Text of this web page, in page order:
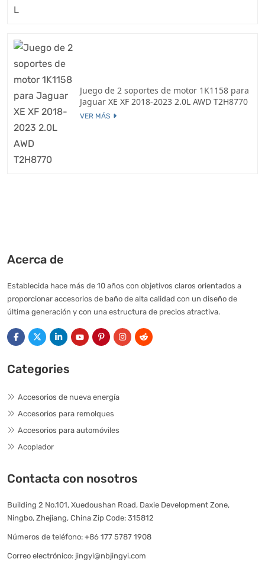
Juego de 2 soportes de motor 1K1158 para
Jaguar XE XF 2018-2023 2.0L AWD T2H8770
VER MÁS
Acerca de
Establecida hace más de 10 años con objetivos claros orientados a
proporcionar accesorios de baño de alta calidad con un diseño de
última generación y con una estructura de precios atractiva.
Categories
Accesorios de nueva energía
Accesorios para remolques
Accesorios para automóviles
Acoplador
Contacta con nosotros
Building 2 No.101, Xuedoushan Road, Daxie Development Zone,
Ningbo, Zhejiang, China Zip Code: 315812
Números de teléfono: +86 177 5787 1908
Correo electrónico: jingyi@nbjingyi.com